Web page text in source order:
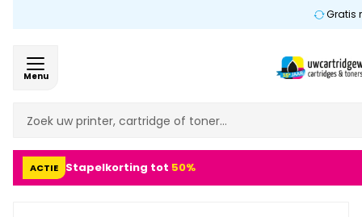
Gratis
Menu
ACTIE Stapelkorting tot 50%